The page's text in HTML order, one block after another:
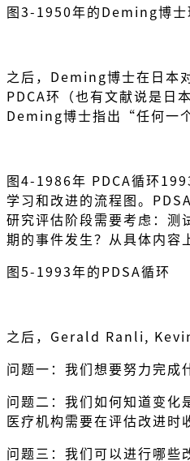
图3-1950年的Deming博士
之后，Deming博士在日本
PDCA环（也有文献说是日
Deming博士指出“任何一
图4-1986年 PDCA循环
学习和改进的流程图。
研究评估阶段需要考虑：测
期的事件发生？从具体内容
图5-1993年的PDSA循环
之后，Gerald Ranli,
问题一：我们想要努力完成
问题二：我们如何知道变化
医疗机构需要在评估改进时
问题三：我们可以进行哪些